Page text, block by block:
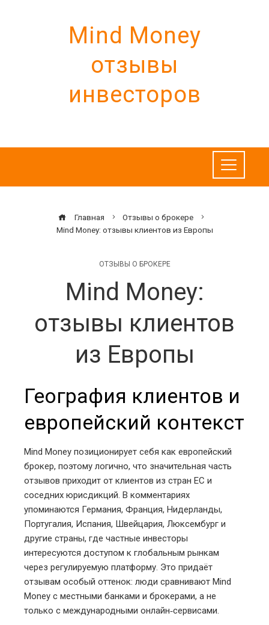
Mind Money
отзывы
инвесторов
Главная
Отзывы о брокере
Mind Money: отзывы клиентов из Европы
ОТЗЫВЫ О БРОКЕРЕ
Mind Money:
отзывы клиентов
из Европы
География клиентов и
европейский контекст
Mind Money позиционирует себя как европейский
брокер, поэтому логично, что значительная часть
отзывов приходит от клиентов из стран ЕС и
соседних юрисдикций. В комментариях
упоминаются Германия, Франция, Нидерланды,
Португалия, Испания, Швейцария, Люксембург и
другие страны, где частные инвесторы
интересуются доступом к глобальным рынкам
через регулируемую платформу. Это придаёт
отзывам особый оттенок: люди сравнивают Mind
Money с местными банками и брокерами, а не
только с международными онлайн‑сервисами.